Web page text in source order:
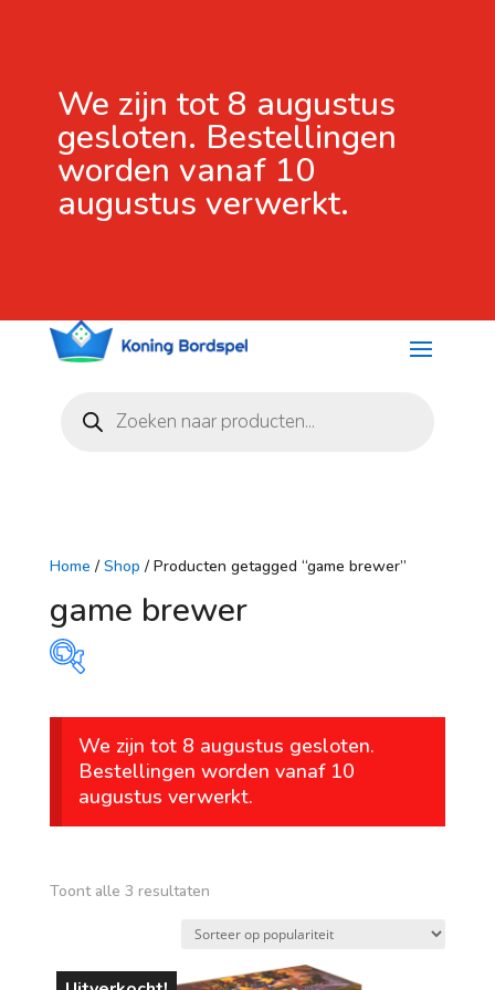
We zijn tot 8 augustus
gesloten. Bestellingen
worden vanaf 10
augustus verwerkt.
zoeken
Home / Shop / Producten getagged “game brewer”
game brewer
Prijs
€ 39
vanaf 4 jaar
We zijn tot 8 augustus gesloten.
Bestellingen worden vanaf 10
augustus verwerkt.
Toont alle 3 resultatenGesorteerd
populariteit